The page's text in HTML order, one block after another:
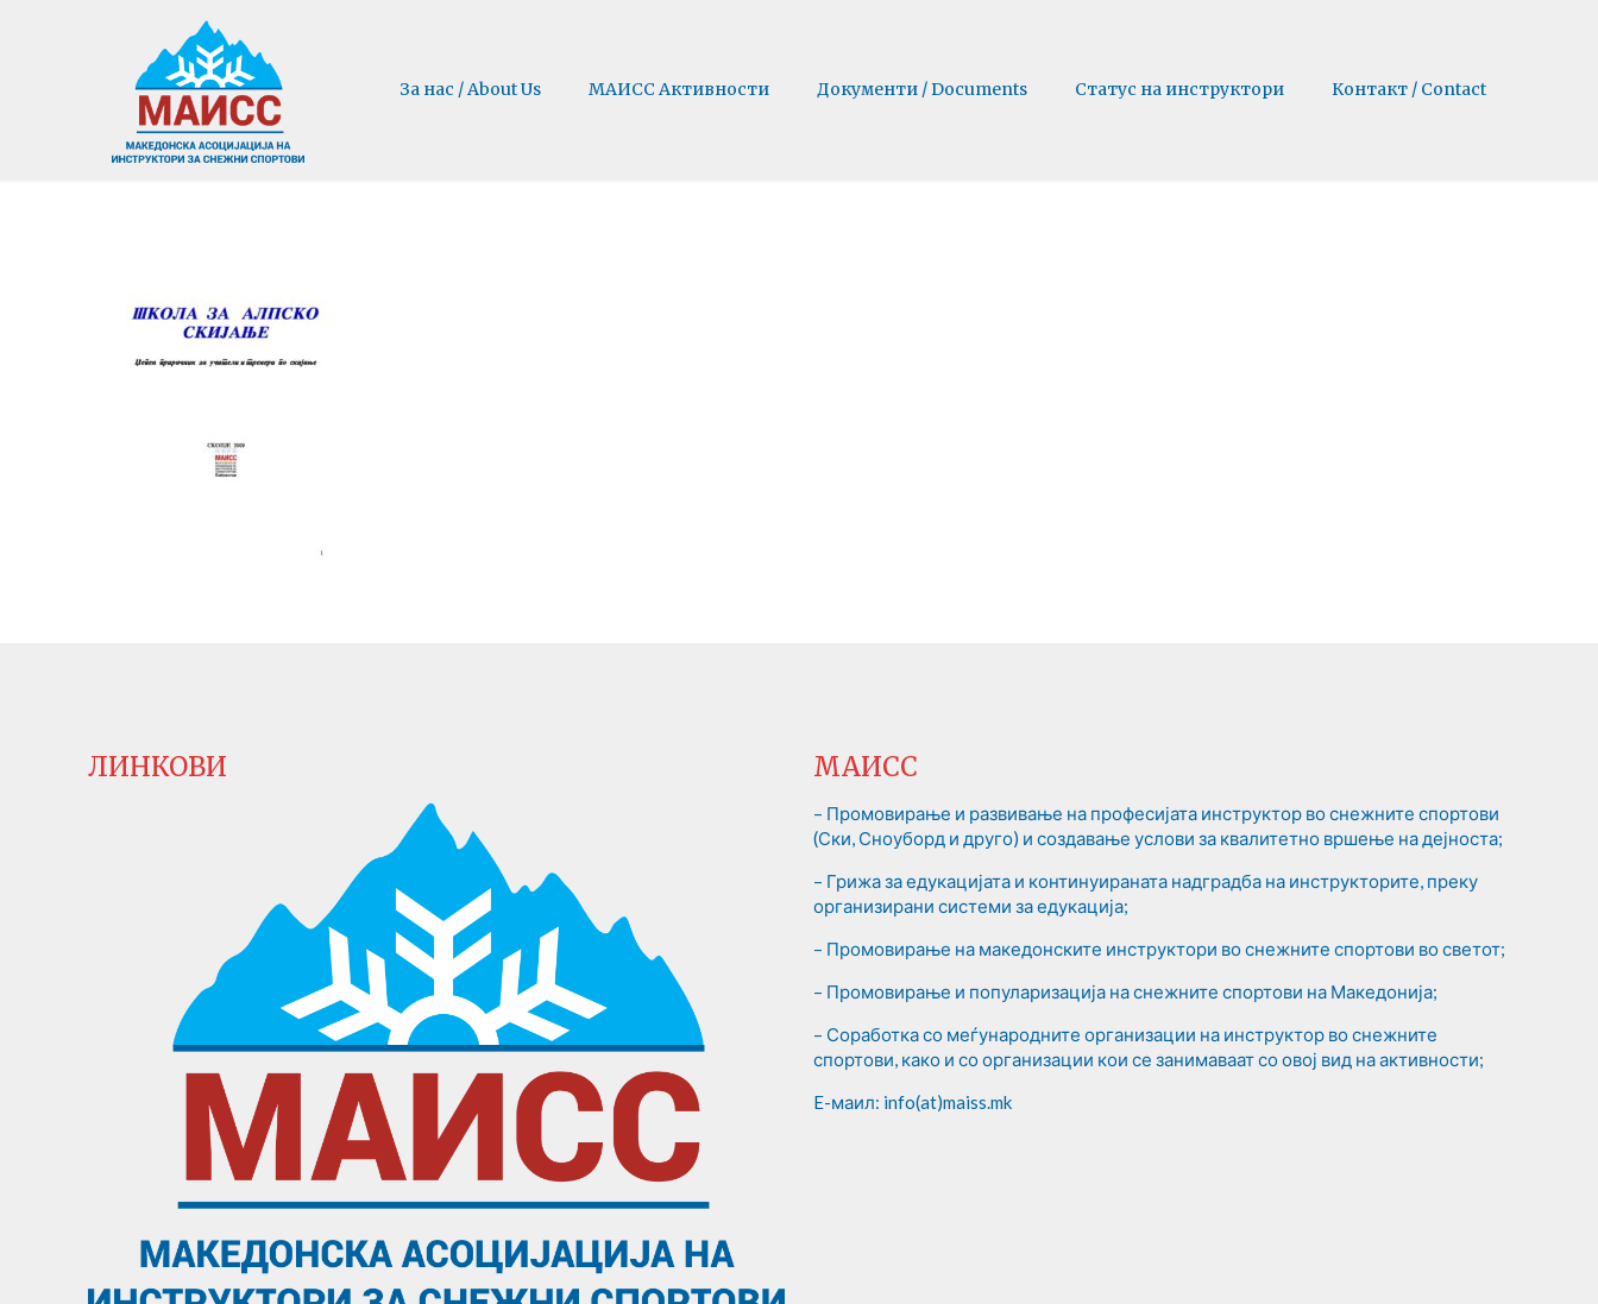
За нас / About Us МАИСС Активности Документи / Documents Статус на инструктори Контакт / Contact
ЛИНКОВИ МАИСС
– Промовирање и развивање на професијата инструктор во снежните спортови
(Ски, Сноуборд и друго) и создавање услови за квалитетно вршење на дејноста;
– Грижа за едукацијата и континуираната надградба на инструкторите, преку
организирани системи за едукација;
– Промовирање на македонските инструктори во снежните спортови во светот;
– Промовирање и популаризација на снежните спортови на Македонија;
– Соработка со меѓународните организации на инструктор во снежните
спортови, како и со организации кои се занимаваат со овој вид на активности;
E-маил: info(at)maiss.mk